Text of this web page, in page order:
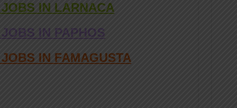
IN LARNACA
IN PAPHOS
IN FAMAGUSTA